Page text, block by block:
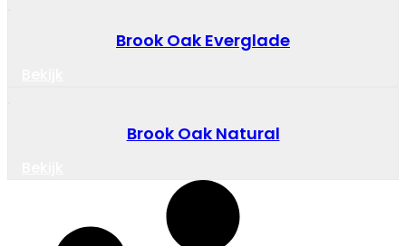
Brook Oak Everglade
Brook Oak Natural